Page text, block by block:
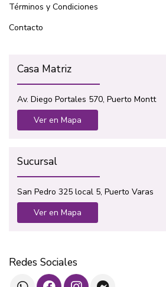
Términos y Condiciones
Contacto
Casa Matriz
Av. Diego Portales 570, Puerto Montt
Ver en Mapa
Sucursal
San Pedro 325 local 5, Puerto Varas
Ver en Mapa
Redes Sociales